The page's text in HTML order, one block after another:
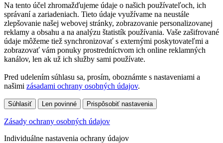
Na tento účel zhromažďujeme údaje o našich používateľoch, ich
správaní a zariadeniach. Tieto údaje využívame na neustále
zlepšovanie našej webovej stránky, zobrazovanie personalizovanej
reklamy a obsahu a na analýzu štatistík používania. Vaše zašifrované
údaje môžeme tiež synchronizovať s externými poskytovateľmi a
zobrazovať vám ponuky prostredníctvom ich online reklamných
kanálov, len ak už ich služby sami používate.
Pred udelením súhlasu sa, prosím, oboznámte s nastaveniami a
našimi zásadami ochrany osobných údajov.
Súhlasiť Len povinné Prispôsobiť nastavenia
Zásady ochrany osobných údajov
Individuálne nastavenia ochrany údajov